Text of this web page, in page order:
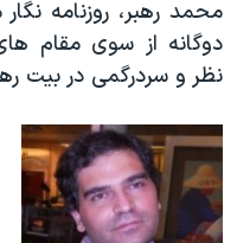
محمد رهبر، روزنامه
دوگانه از سوی مقام
نظر و سردرگمی در بیت